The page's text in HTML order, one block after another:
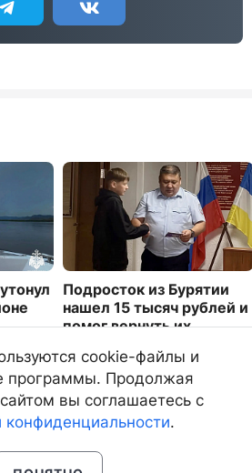
Подросток из Бурятии
нашел 15 тысяч рублей и
помог вернуть их
4115
cookie-файлы и
программы. Продолжая
вы соглашаетесь с
конфиденциальности.